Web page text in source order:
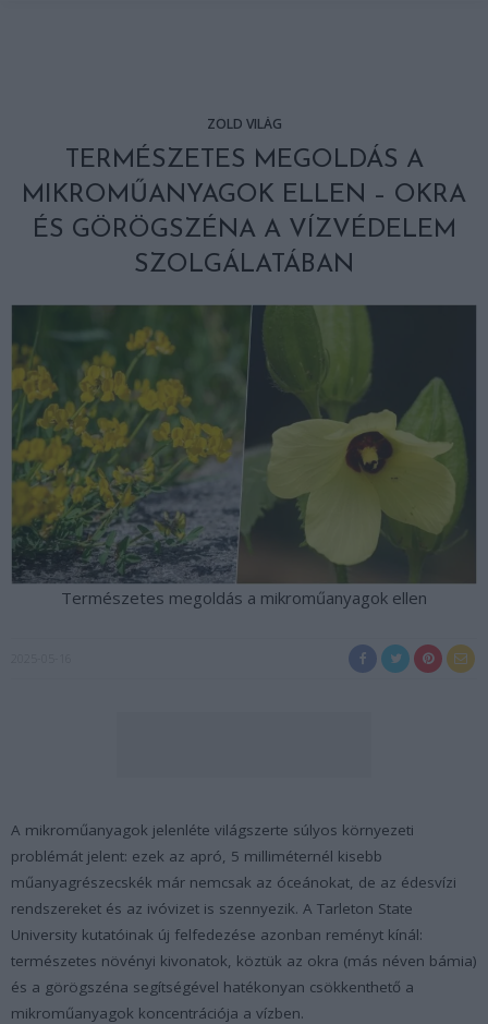
ZÖLD VILÁG
TERMÉSZETES MEGOLDÁS A
MIKROMŰANYAGOK ELLEN – OKRA
ÉS GÖRÖGSZÉNA A VÍZVÉDELEM
SZOLGÁLATÁBAN
Természetes megoldás a mikroműanyagok ellen
A mikroműanyagok jelenléte világszerte súlyos környezeti
problémát jelent: ezek az apró, 5 milliméternél kisebb
műanyagrészecskék már nemcsak az óceánokat, de az édesvízi
rendszereket és az ivóvizet is szennyezik. A Tarleton State
University kutatóinak új felfedezése azonban reményt kínál:
természetes növényi kivonatok, köztük az okra (más néven bámia)
és a görögszéna segítségével hatékonyan csökkenthető a
mikroműanyagok koncentrációja a vízben.